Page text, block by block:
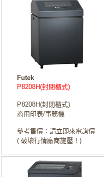
Futek
P8208H(封閉櫃式)
P8208H(封閉櫃式)
商用印表/事務機
參考售價：請立即來電詢價
( 破壞行情廠商施壓！)